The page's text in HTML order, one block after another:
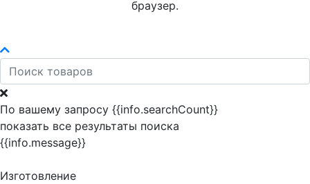
браузер.
По вашему запросу {{info.searchCount}}
показать все результаты поиска
{{info.message}}
Изготовление